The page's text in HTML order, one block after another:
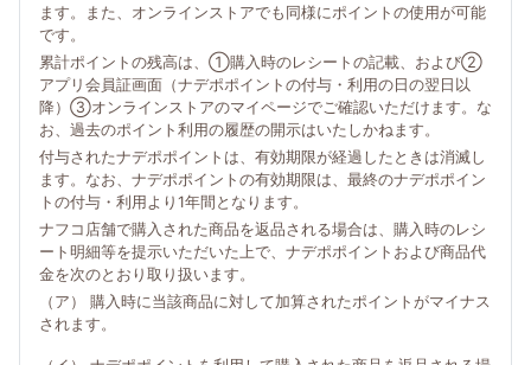
ます。また、オンラインストアでも同様にポイントの使用が可能
です。
累計ポイントの残高は、①購入時のレシートの記載、および②
アプリ会員証画面（ナデポポイントの付与・利用の日の翌日以
降）③オンラインストアのマイページでご確認いただけます。な
お、過去のポイント利用の履歴の開示はいたしかねます。
付与されたナデポポイントは、有効期限が経過したときは消滅し
ます。なお、ナデポポイントの有効期限は、最終のナデポポイン
トの付与・利用より1年間となります。
ナフコ店舗で購入された商品を返品される場合は、購入時のレシ
ート明細等を提示いただいた上で、ナデポポイントおよび商品代
金を次のとおり取り扱います。
（ア） 購入時に当該商品に対して加算されたポイントがマイナス
されます。